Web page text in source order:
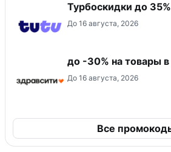
Турбоскидки до 35%
До 16 августа, 2026
до -30% на товары
До 16 августа, 2026
Все